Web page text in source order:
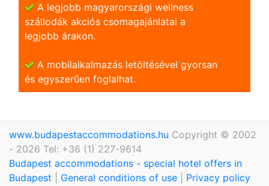
A legjobb magyarországi wellness
szállodák akciós csomagajánlatai a
legjobb árakon.
A mobilalkalmazás letöltésével gyorsan
és egyszerũen foglalhat.
www.budapestaccommodations.hu Copyright © 2002
- 2026 Tel: +36 (1) 227-9614
Budapest accommodations - special hotel offers in
Budapest
General conditions of use Privacy policy